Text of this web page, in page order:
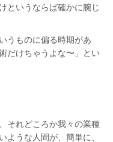
というならば確かに腕じ
うものに偏る時期があ
だけちゃうよな〜」とい
それどころか我々の業種
ような人間が、簡単に、